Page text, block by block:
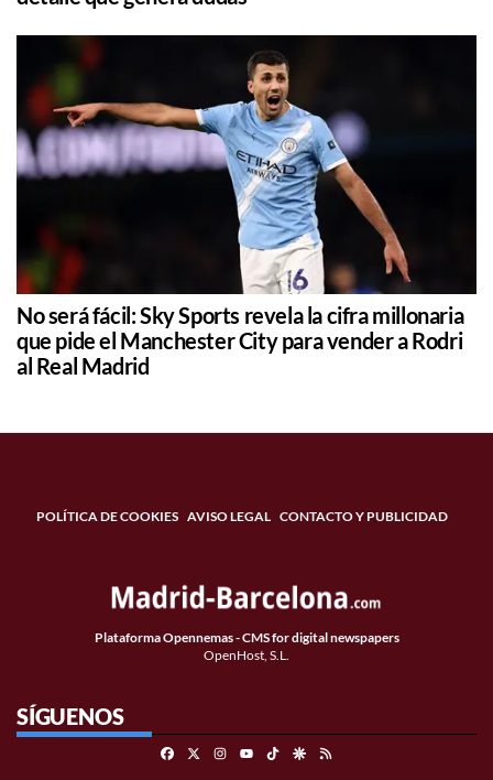
No será fácil: Sky Sports revela la cifra millonaria
que pide el Manchester City para vender a Rodri
al Real Madrid
POLÍTICA DE COOKIES AVISO LEGAL CONTACTO Y PUBLICIDAD
Plataforma Opennemas - CMS for digital newspapers
OpenHost, S.L.
SÍGUENOS
FacebookInstagramTikTokGoogle Discover